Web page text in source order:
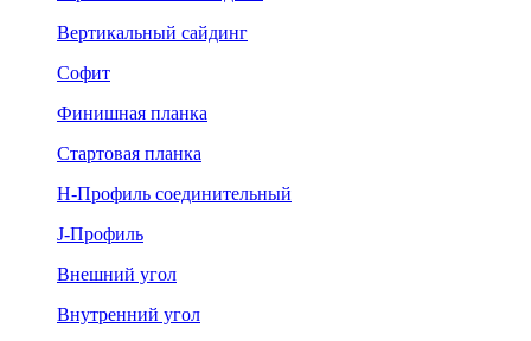
Вертикальный сайдинг
Софит
Финишная планка
Стартовая планка
Н-Профиль соединительный
J-Профиль
Внешний угол
Внутренний угол